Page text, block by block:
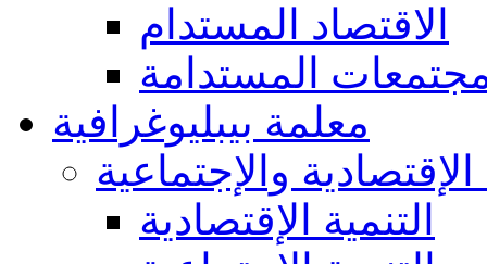
الاقتصاد المستدام
المستدامة
معلمة بيبليوغرافية
الإقتصادية والإجتماعية
التنمية الإقتصادية